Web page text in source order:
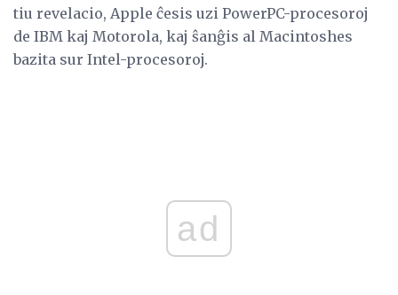
tiu revelacio, Apple ĉesis uzi PowerPC-procesoroj
de IBM kaj Motorola, kaj ŝanĝis al Macintoshes
bazita sur Intel-procesoroj.
ad